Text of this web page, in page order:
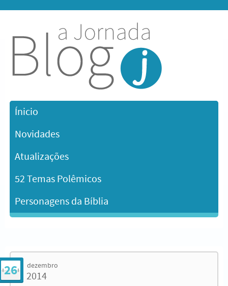
Ínicio
Novidades
Atualizações
52 Temas Polêmicos
Personagens da Bíblia
26 dezembro
2014